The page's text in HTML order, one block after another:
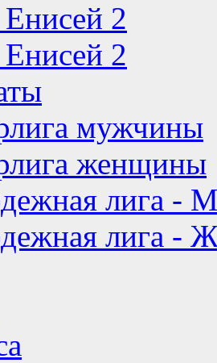
2
2
мужчины
женщины
лига -
лига -